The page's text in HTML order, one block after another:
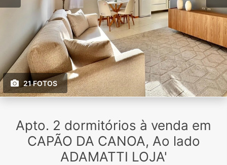
21 FOTOS
Apto. 2 dormitórios à venda em
CAPÃO DA CANOA, Ao lado
ADAMATTI LOJA'